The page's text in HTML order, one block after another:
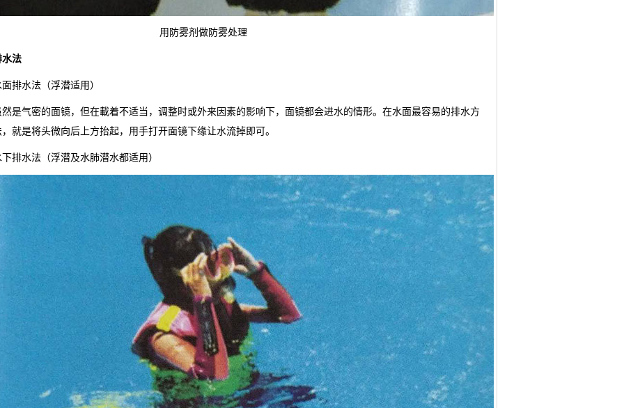
防雾剂做防雾处理
水法
排水法（浮潜适用）
然是气密的面镜，但在載着不适当，调整时或外来因素的影响下，面镜都会进水的情形。在水面最容易的排水方
，就是将头微向后上方抬起，用手打开面镜下缘让水流掉即可。
下排水法（浮潜及水肺潜水都适用）